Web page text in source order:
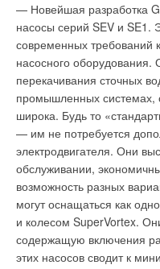
— Новейшая разработка
насосы серий SEV и SE1.
современных требований
насосного
перекачивания сточных
промышленных системах,
широка. Будь то
— им не потребуется
электродвигателя. Они
обслуживании,
возможность разных
могут оснащаться как
и колесом SuperVortex.
содержащую включения
этих насосов сводит к
охлаждения (радиаторы и
водоснабжения, а также
Coesklima включает в
металлополимерную
ассортимент
необходимые аксессуары
водоснабжения и
Дмитров, Московская
полипропиленовой
одноименной маркой.
сертификатом Госстроя
выставок.
На выставке
продукция — напорная
Электрик» на выходе с
Внутренние и наружные
заправляют фреоном и
Таким образом, полностью
конвейера бракованного
Периодически некоторые
проверку. Их
проверяют на
например, проверка
тест и тест на вибрации.
специальные испытания
четыре типа подобных
Наружный блок
воздуха,
прямо в выпускное